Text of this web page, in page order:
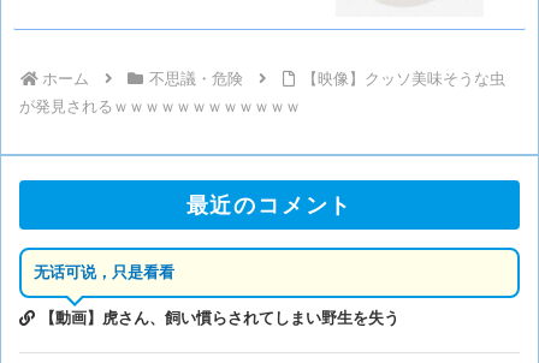
ホーム 不思議・危険
【映像】クッソ美味そうな虫
が発見されるｗｗｗｗｗｗｗｗｗｗｗｗ
最近のコメント
无话可说，只是看看
【動画】虎さん、飼い慣らされてしまい野生を失う